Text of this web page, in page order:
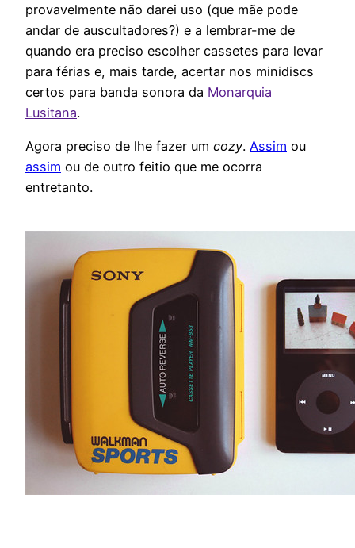
provavelmente não darei uso (que mãe pode
andar de auscultadores?) e a lembrar-me de
quando era preciso escolher cassetes para levar
para férias e, mais tarde, acertar nos minidiscs
certos para banda sonora da Monarquia
Lusitana.
Agora preciso de lhe fazer um cozy. Assim ou
assim ou de outro feitio que me ocorra
entretanto.